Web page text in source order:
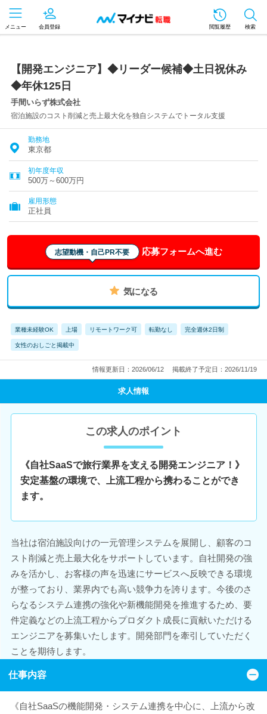
メニュー 会員登録 閲覧履歴 検索
【開発エンジニア】◆リーダー候補◆土日祝休み
◆年休125日
手間いらず株式会社
宿泊施設のコスト削減と売上最大化を独自システムでトータル支援
勤務地
東京都
初年度年収
500万～600万円
雇用形態
正社員
志望動機・自己PR不要 応募フォームへ進む
気になる
業種未経験OK 上場 リモートワーク可 転勤なし 完全週休2日制
女性のおしごと掲載中
情報更新日：2026/06/12 掲載終了予定日：2026/11/19
求人情報
この求人のポイント
《自社SaaSで旅行業界を支える開発エンジニア！》
安定基盤の環境で、上流工程から携わることができ
ます。
当社は宿泊施設向けの一元管理システムを展開し、顧客のコ
スト削減と売上最大化をサポートしています。自社開発の強
みを活かし、お客様の声を迅速にサービスへ反映できる環境
が整っており、業界内でも高い競争力を誇ります。今後のさ
らなるシステム連携の強化や新機能開発を推進するため、要
件定義などの上流工程からプロダクト成長に貢献いただける
エンジニアを募集いたします。開発部門を牽引していただく
ことを期待します。
仕事内容
《自社SaaSの機能開発・システム連携を中心に、上流から改